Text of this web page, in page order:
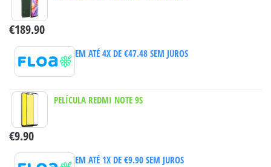
€189.90
EM ATÉ 4X DE €47.48SEM JUROS
PELÍCULA REDMI NOTE 9S
€9.90
EM ATÉ 1X DE €9.90SEM JUROS